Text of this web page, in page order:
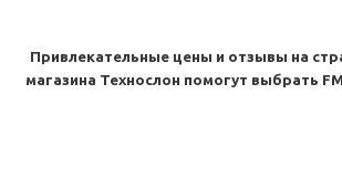
Привлекательные цены и отзывы на
магазина Технослон помогут выбрать